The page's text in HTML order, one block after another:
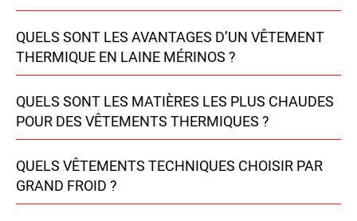
QUELS SONT LES AVANTAGES D’UN VÊTEMENT
THERMIQUE EN LAINE MÉRINOS ?
QUELS SONT LES MATIÈRES LES PLUS CHAUDES
POUR DES VÊTEMENTS THERMIQUES ?
QUELS VÊTEMENTS TECHNIQUES CHOISIR PAR
GRAND FROID ?